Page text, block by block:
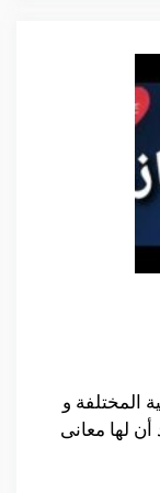
المختلفة و
أن لها معانى